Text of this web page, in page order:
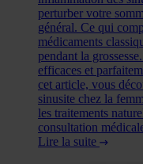
perturber votre
général. Ce qui
médicaments
pendant la
efficaces et
cet article, vous
sinusite chez la
les traitements
consultation
Lire la suite